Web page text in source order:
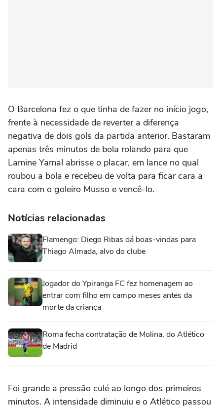
O Barcelona fez o que tinha de fazer no início jogo,
frente à necessidade de reverter a diferença
negativa de dois gols da partida anterior. Bastaram
apenas três minutos de bola rolando para que
Lamine Yamal abrisse o placar, em lance no qual
roubou a bola e recebeu de volta para ficar cara a
cara com o goleiro Musso e vencê-lo.
Notícias relacionadas
Flamengo: Diego Ribas dá boas-vindas para
Thiago Almada, alvo do clube
Jogador do Ypiranga FC fez homenagem ao
entrar com filho em campo meses antes da
morte da criança
Roma fecha contratação de Molina, do Atlético
de Madrid
Foi grande a pressão culé ao longo dos primeiros
minutos. A intensidade diminuiu e o Atlético passou